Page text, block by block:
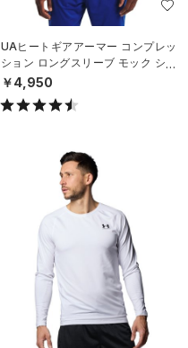
UAヒートギアアーマー コンプレッ
ション ロングスリーブ モック シャ
ツ（トレーニング/MEN）
￥4,950